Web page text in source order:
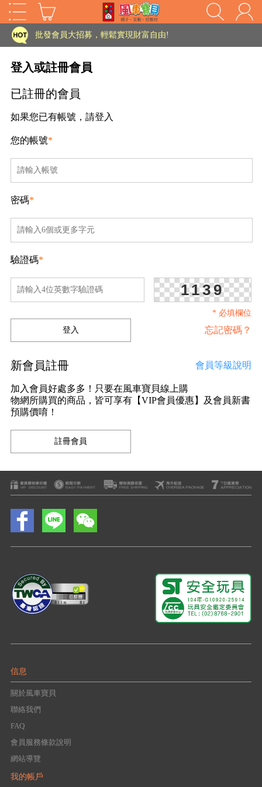
家長樂了!「風車書版集團暨FOOD超人企業總部」目前正興建中!
批發會員大招募，輕鬆實現財富自由!
登入或註冊會員
已註冊的會員
如果您已有帳號，請登入
您的帳號*
密碼*
驗證碼*
1139
* 必填欄位
忘記密碼？
新會員註冊 會員等級說明
加入會員好處多多！只要在風車寶貝線上購
物網所購買的商品，皆可享有【VIP會員優惠】及會員新書
預購價唷！
信息
關於風車寶貝
聯絡我們
FAQ
會員服務條款說明
網站導覽
我的帳戶